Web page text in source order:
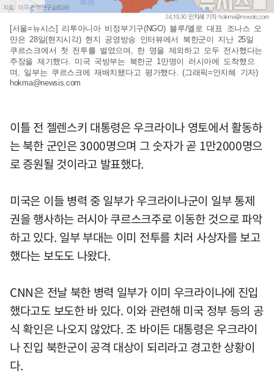
[서울=뉴시스] 리투아니아 비정부기구(NGO) 블루/옐로 대표 조나스 오
만은 28일(현지시각) 현지 공영방송 인터뷰에서 북한군이 지난 25일
쿠르스크에서 첫 전투를 벌였으며, 한 명을 제외하고 모두 전사했다는
주장을 제기했다. 미국 국방부는 북한군 1만명이 러시아에 도착했으
며, 일부는 쿠르스크에 재배치됐다고 평가했다. (그래픽=안지혜 기자)
hokma@newsis.com
이틀 전 젤렌스키 대통령은 우크라이나 영토에서 활동하
는 북한 군인은 3000명으며 그 숫자가 곧 1만2000명으
로 증원될 것이라고 발표했다.
미국은 이들 병력 중 일부가 우크라이나군이 일부 통제
권을 행사하는 러시아 쿠르스크주로 이동한 것으로 파악
하고 있다. 일부 부대는 이미 전투를 치러 사상자를 보고
했다는 보도도 나왔다.
CNN은 전날 북한 병력 일부가 이미 우크라이나에 진입
했다고도 보도한 바 있다. 이와 관련해 미국 정부 등의 공
식 확인은 나오지 않았다. 조 바이든 대통령은 우크라이
나 진입 북한군이 공격 대상이 되리라고 경고한 상황이
다.